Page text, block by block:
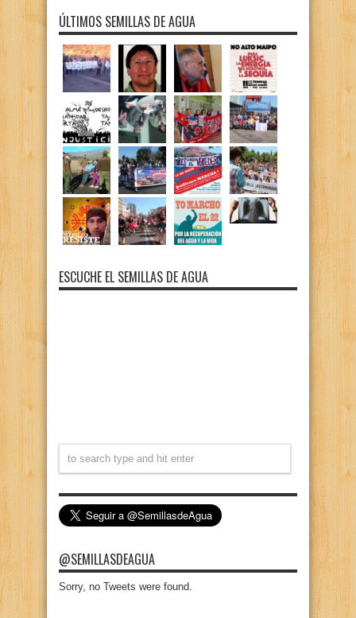
ÚLTIMOS SEMILLAS DE AGUA
ESCUCHE EL SEMILLAS DE AGUA
@SEMILLASDEAGUA
Sorry, no Tweets were found.